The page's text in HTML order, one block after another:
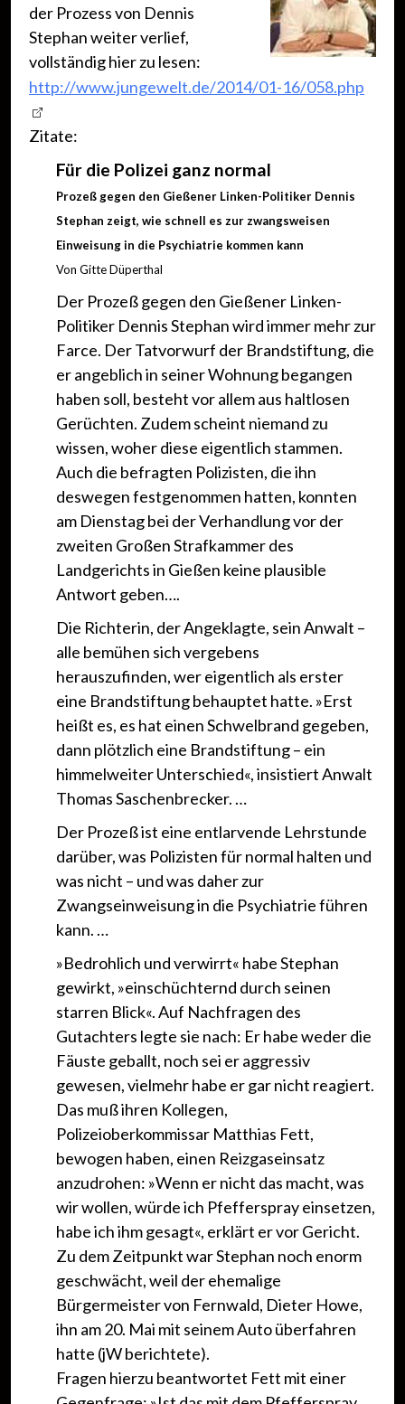
der Prozess von Dennis
Stephan weiter verlief,
vollständig hier zu lesen:
http://www.jungewelt.de/2014/01-16/058.php
Zitate:
Für die Polizei ganz normal
Prozeß gegen den Gießener Linken-Politiker Dennis
Stephan zeigt, wie schnell es zur zwangsweisen
Einweisung in die Psychiatrie kommen kann
Von Gitte Düperthal
Der Prozeß gegen den Gießener Linken-
Politiker Dennis Stephan wird immer mehr zur
Farce. Der Tatvorwurf der Brandstiftung, die
er angeblich in seiner Wohnung begangen
haben soll, besteht vor allem aus haltlosen
Gerüchten. Zudem scheint niemand zu
wissen, woher diese eigentlich stammen.
Auch die befragten Polizisten, die ihn
deswegen festgenommen hatten, konnten
am Dienstag bei der Verhandlung vor der
zweiten Großen Strafkammer des
Landgerichts in Gießen keine plausible
Antwort geben….
Die Richterin, der Angeklagte, sein Anwalt –
alle bemühen sich vergebens
herauszufinden, wer eigentlich als erster
eine Brandstiftung behauptet hatte. »Erst
heißt es, es hat einen Schwelbrand gegeben,
dann plötzlich eine Brandstiftung – ein
himmelweiter Unterschied«, insistiert Anwalt
Thomas Saschenbrecker. …
Der Prozeß ist eine entlarvende Lehrstunde
darüber, was Polizisten für normal halten und
was nicht – und was daher zur
Zwangseinweisung in die Psychiatrie führen
kann. …
»Bedrohlich und verwirrt« habe Stephan
gewirkt, »einschüchternd durch seinen
starren Blick«. Auf Nachfragen des
Gutachters legte sie nach: Er habe weder die
Fäuste geballt, noch sei er aggressiv
gewesen, vielmehr habe er gar nicht reagiert.
Das muß ihren Kollegen,
Polizeioberkommissar Matthias Fett,
bewogen haben, einen Reizgaseinsatz
anzudrohen: »Wenn er nicht das macht, was
wir wollen, würde ich Pfefferspray einsetzen,
habe ich ihm gesagt«, erklärt er vor Gericht.
Zu dem Zeitpunkt war Stephan noch enorm
geschwächt, weil der ehemalige
Bürgermeister von Fernwald, Dieter Howe,
ihn am 20. Mai mit seinem Auto überfahren
hatte (jW berichtete).
Fragen hierzu beantwortet Fett mit einer